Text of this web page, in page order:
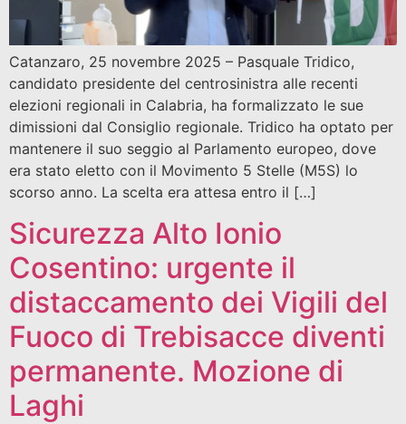
Catanzaro, 25 novembre 2025 – Pasquale Tridico,
candidato presidente del centrosinistra alle recenti
elezioni regionali in Calabria, ha formalizzato le sue
dimissioni dal Consiglio regionale. Tridico ha optato per
mantenere il suo seggio al Parlamento europeo, dove
era stato eletto con il Movimento 5 Stelle (M5S) lo
scorso anno. La scelta era attesa entro il […]
Sicurezza Alto Ionio
Cosentino: urgente il
distaccamento dei Vigili del
Fuoco di Trebisacce diventi
permanente. Mozione di
Laghi